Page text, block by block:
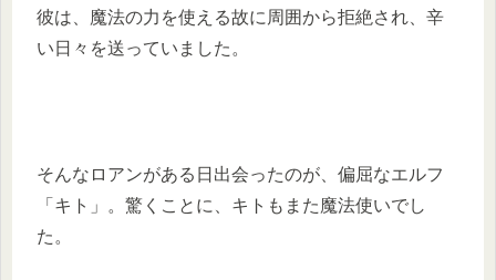
彼は、魔法の力を使える故に周囲から拒絶され、辛
い日々を送っていました。
そんなロアンがある日出会ったのが、偏屈なエルフ
「キト」。驚くことに、キトもまた魔法使いでし
た。